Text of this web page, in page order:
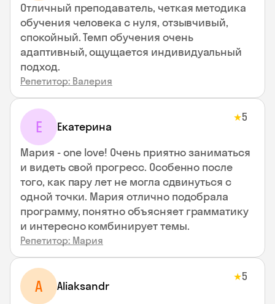
Отличный преподаватель, четкая методика
обучения человека с нуля, отзывчивый,
спокойный. Темп обучения очень
адаптивный, ощущается индивидуальный
подход.
Репетитор: Валерия
Е Екатерина
★5
Мария - one love! Очень приятно заниматься
и видеть свой прогресс. Особенно после
того, как пару лет не могла сдвинуться с
одной точки. Мария отлично подобрала
программу, понятно объясняет грамматику
и интересно комбинирует темы.
Репетитор: Мария
A Aliaksandr
★5